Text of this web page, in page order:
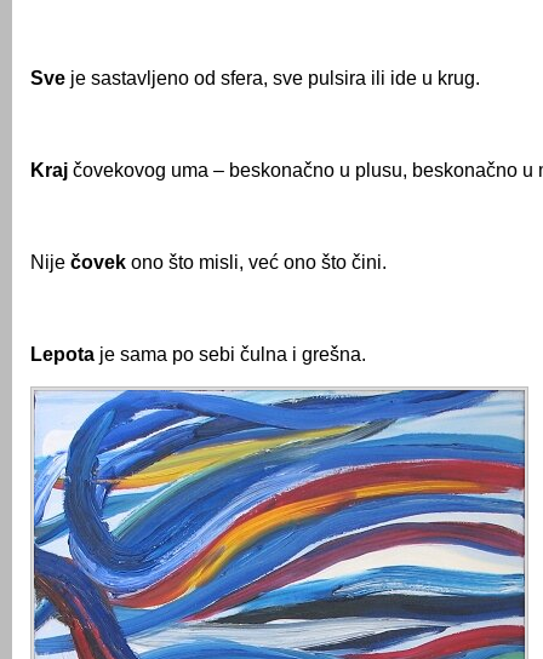
Sve je sastavljeno od sfera, sve pulsira ili ide u krug.
Kraj čovekovog uma – beskonačno u plusu, beskonačno u
Nije čovek ono što misli, već ono što čini.
Lepota je sama po sebi čulna i grešna.